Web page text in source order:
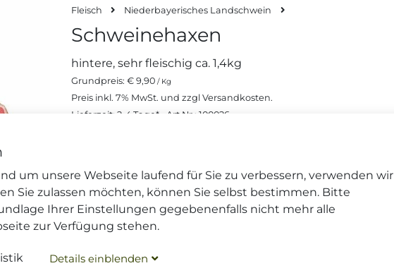
um unsere Webseite laufend für Sie zu verbessern, verwenden wir
Sie zulassen möchten, können Sie selbst bestimmen. Bitte
Ihrer Einstellungen gegebenenfalls nicht mehr alle
zur Verfügung stehen.
Detailseinblenden
Fleisch Niederbayerisches Landschwein
Schweinehaxen
hintere, sehr fleischig ca. 1,4kg
Grundpreis: € 9,90 / Kg
Preis inkl. 7% MwSt. und zzgl Versandkosten.
Lieferzeit: 2-4 Tage*
, Art.Nr.: 100026
€ 13,86 (Stück (ca. 1.4 Kg)),€ 9,90 / Kg, inkl. MwSt. zzgl.Versand
Menge
Ihre Versandoptionen